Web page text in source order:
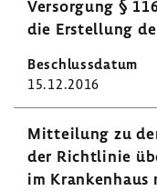
Versor­gung §
die Erstel­lung
15.12.2016
Mittei­lung zu
der Richt­linie
im Kran­ken­haus